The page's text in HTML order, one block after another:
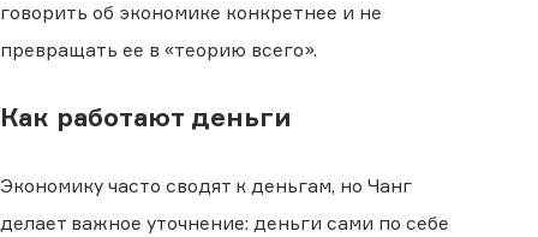
говорить об экономике конкретнее и не
превращать ее в «теорию всего».
Как работают деньги
Экономику часто сводят к деньгам, но Чанг
делает важное уточнение: деньги сами по себе